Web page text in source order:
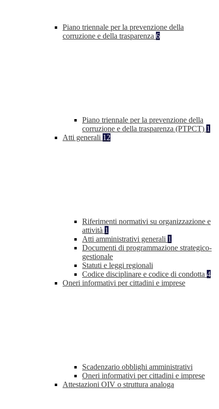
Piano triennale per la prevenzione della
corruzione e della trasparenza 6
Piano triennale per la prevenzione della
corruzione e della trasparenza (PTPCT) 1
Atti generali 12
Riferimenti normativi su organizzazione e
attività 1
Atti amministrativi generali 1
Documenti di programmazione strategico-
gestionale
Statuti e leggi regionali
Codice disciplinare e codice di condotta 4
Oneri informativi per cittadini e imprese
Scadenzario obblighi amministrativi
Oneri informativi per cittadini e imprese
Attestazioni OIV o struttura analoga